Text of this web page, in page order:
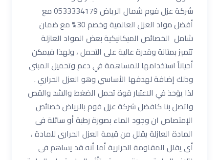
شركة عزل فوم شمال الرياض 0533334179 مع
أفضل مواد العزل العالمية وخصم 30% مع ضمان
شامل الخصائص الميكانيكية بعض المواد العازلة
تتميز بمتانة وقدرة عالية على التحمل ، ولهذا فيمكن
أحياناً استخدامها للمساهمة في دعم وتحميل المبنى
وذلك إضافة لهدفها الأساسي وهو العزل الحراري .
لذا يؤخذ في الاعتبار قوة تحمل الضغط والشد والقص
واتصل بنا كافضل شركة عزل فوم بالرياض خصائص
الإمتصاص ان وجود الماء بصورة رطبة أو سائلة فى
المادة العازلة يقلل من قيمة العزل الحرارى للمادة ،
أى يقلل المقاومة الحرارية أما أنه قد يساهم فى